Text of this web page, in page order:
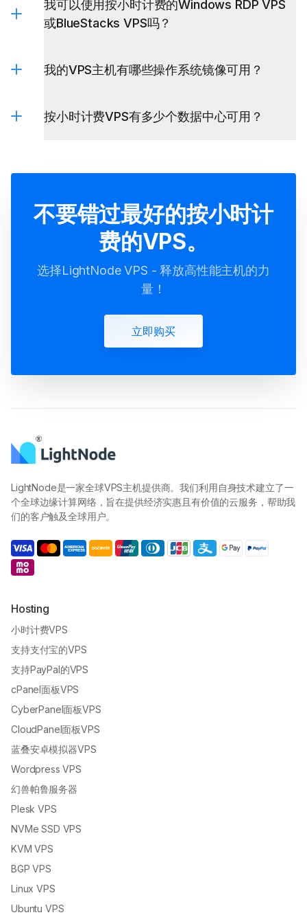
我可以使用按小时计费的Windows RDP VPS
或BlueStacks VPS吗？
Windows RDP VPS
我的VPS主机有哪些操作系统镜像可用？
按小时计费VPS有多少个数据中心可用？
不要错过最好的按小时计
费的VPS。
选择LightNode VPS - 释放高性能主机的力
量！
立即购买
LightNode是一家全球VPS主机提供商。我们利用自身技术建立了一
个全球边缘计算网络，旨在提供经济实惠且有价值的云服务，帮助我
们的客户触及全球用户。
Hosting
小时计费VPS
支持支付宝的VPS
支持PayPal的VPS
cPanel面板VPS
CyberPanel面板VPS
CloudPanel面板VPS
蓝叠安卓模拟器VPS
Wordpress VPS
幻兽帕鲁服务器
Plesk VPS
NVMe SSD VPS
KVM VPS
BGP VPS
Linux VPS
Ubuntu VPS